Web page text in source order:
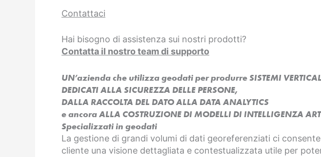
Contattaci
Hai bisogno di assistenza sui nostri prodotti?
Contatta il nostro team di supporto
UN’azienda che utilizza geodati per produrre SISTEMI
DEDICATI ALLA SICUREZZA DELLE PERSONE,
DALLA RACCOLTA DEL DATO ALLA DATA ANALYTICS
e ancora ALLA COSTRUZIONE DI MODELLI DI INTELLIGENZA
Specializzati in geodati
La gestione di grandi volumi di dati georeferenziati ci
cliente una visione dettagliata e contestualizzata utile per